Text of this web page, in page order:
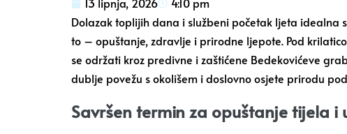
Dolazak toplijih dana i službeni početak ljeta
to – opuštanje, zdravlje i prirodne ljepote. Pod
se održati kroz predivne i zaštićene Bedekovićeve
dublje povežu s okolišem i doslovno osjete prirodu
Savršen termin za opuštanje tijela i